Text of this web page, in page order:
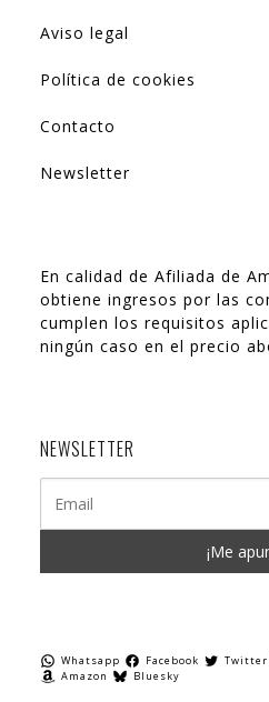
Aviso legal
Política de cookies
Contacto
Newsletter
En calidad de Afiliada de
obtiene ingresos por las
cumplen los requisitos
ningún caso en el precio
NEWSLETTER
Whatsapp Facebook Twitter
Amazon
Bluesky